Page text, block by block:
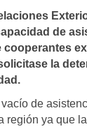
de
cooperantes
la
de
región ya que